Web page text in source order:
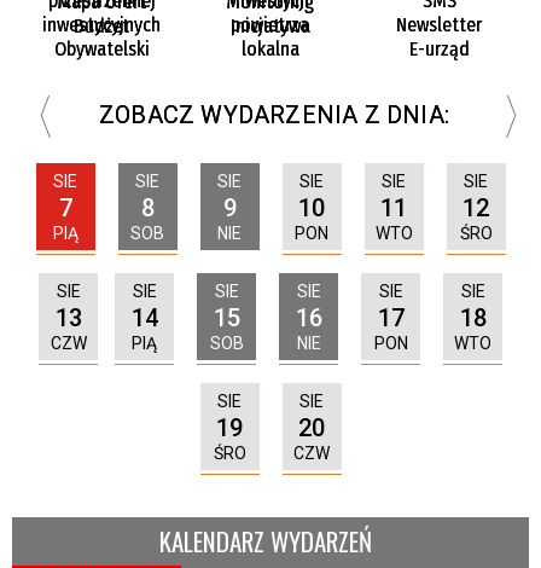
inwestycyjnych
powietrza
Newsletter
Budżet
Obywatelski
Inicjatywa
lokalna
E-urząd
ZOBACZ WYDARZENIA Z DNIA:
SIE
7
PIĄ
SIE
8
SOB
SIE
9
NIE
SIE
10
PON
SIE
11
WTO
SIE
12
ŚRO
SIE
13
CZW
SIE
14
PIĄ
SIE
15
SOB
SIE
16
NIE
SIE
17
PON
SIE
18
WTO
SIE
19
ŚRO
SIE
20
CZW
KALENDARZ WYDARZEŃ